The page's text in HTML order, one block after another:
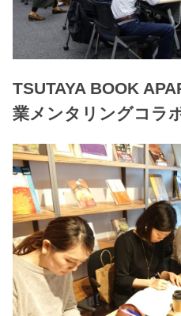
TSUTAYA BOOK
業メンタリングコラ